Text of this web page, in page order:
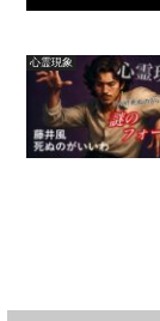
心霊現象